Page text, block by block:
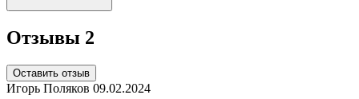
Отзывы 2
Оставить отзыв
Игорь Поляков 09.02.2024